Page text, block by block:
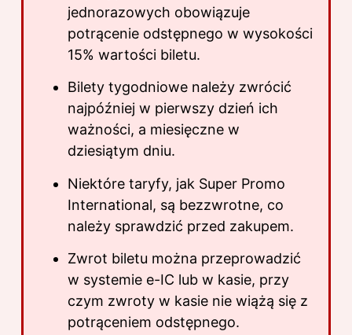
jednorazowych obowiązuje
potrącenie odstępnego w wysokości
15% wartości biletu.
Bilety tygodniowe należy zwrócić
najpóźniej w pierwszy dzień ich
ważności, a miesięczne w
dziesiątym dniu.
Niektóre taryfy, jak Super Promo
International, są bezzwrotne, co
należy sprawdzić przed zakupem.
Zwrot biletu można przeprowadzić
w systemie e-IC lub w kasie, przy
czym zwroty w kasie nie wiążą się z
potrąceniem odstępnego.